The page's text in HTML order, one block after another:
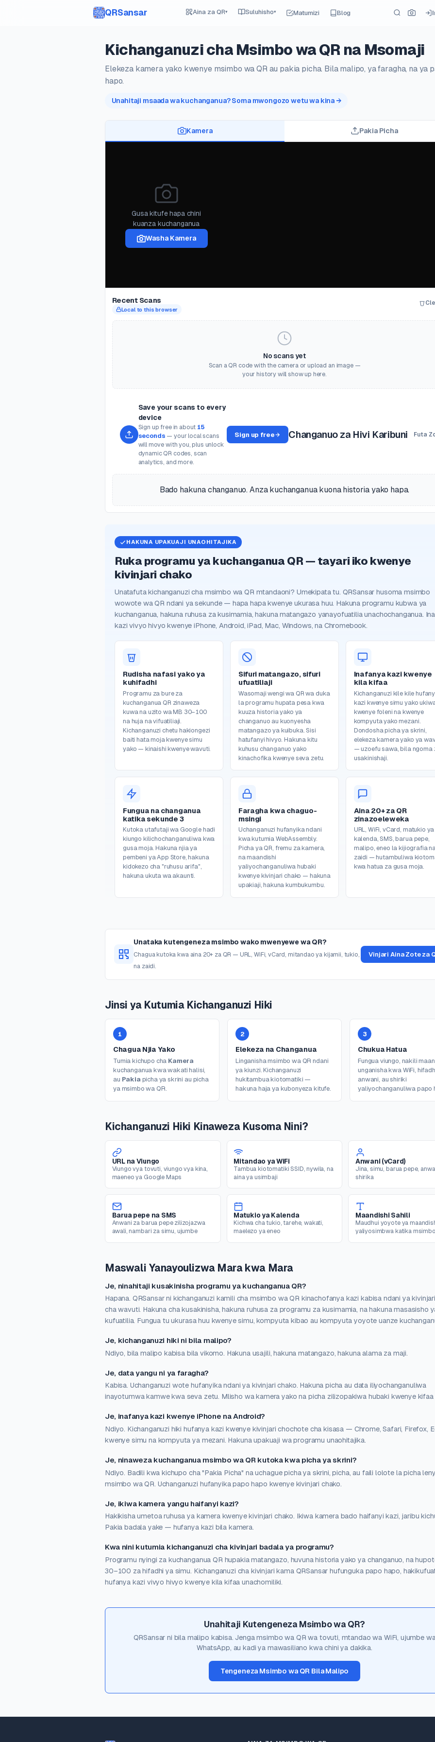
QRSansar Aina za QR▾ Suluhisho▾ Matumizi Blog
Kichanganuzi cha Msimbo wa QR na Msomaji
Elekeza kamera yako kwenye msimbo wa QR au pakia picha. Bila malipo, ya faragha, na ya
hapo.
Unahitaji msaada wa kuchanganua? Soma mwongozo wetu wa kina →
Kamera Pakia Picha
Gusa kitufe hapa chini
kuanza kuchanganua
Washa Kamera
Recent Scans
Local to this browser
No scans yet
Scan a QR code with the camera or upload an image —
your history will show up here.
Save your scans to every
device
Sign up free in about 15
seconds — your local scans
will move with you, plus unlock
dynamic QR codes, scan
analytics, and more.
Sign up free Changanuo za Hivi Karibuni Futa
Bado hakuna changanuo. Anza kuchanganua kuona historia yako hapa.
HAKUNA UPAKUAJI UNAOHITAJIKA
Ruka programu ya kuchanganua QR — tayari iko kwenye
kivinjari chako
Unatafuta kichanganuzi cha msimbo wa QR mtandaoni? Umekipata tu. QRSansar husoma msimbo
wowote wa QR ndani ya sekunde — hapa hapa kwenye ukurasa huu. Hakuna programu kubwa ya
kuchanganua, hakuna ruhusa za kusimamia, hakuna matangazo yanayofuatilia unachochanganua.
kazi vivyo hivyo kwenye iPhone, Android, iPad, Mac, Windows, na Chromebook.
Rudisha nafasi yako ya
kuhifadhi
Programu za bure za
kuchanganua QR zinaweza
kuwa na uzito wa MB 30–100
na huja na vifuatiliaji.
Kichanganuzi chetu hakiongezi
baiti hata moja kwenye simu
yako — kinaishi kwenye wavuti.
Sifuri matangazo, sifuri
ufuatiliaji
Wasomaji wengi wa QR wa duka
la programu hupata pesa kwa
kuuza historia yako ya
changanuo au kuonyesha
matangazo ya kuibuka. Sisi
hatufanyi hivyo. Hakuna kitu
kuhusu changanuo yako
kinachofika kwenye seva zetu.
Inafanya kazi kwenye
kila kifaa
Kichanganuzi kile kile
kazi kwenye simu yako
kwenye foleni na kwenye
kompyuta yako mezani.
Dondosha picha ya skrini,
elekeza kamera yako ya
— uzoefu sawa, bila ngoma
usakinishaji.
Fungua na changanua
katika sekunde 3
Kutoka utafutaji wa Google hadi
kiungo kilichochanganuliwa kwa
gusa moja. Hakuna njia ya
pembeni ya App Store, hakuna
kidokezo cha "ruhusu arifa",
hakuna ukuta wa akaunti.
Faragha kwa chaguo-
msingi
Uchanganuzi hufanyika ndani
kwa kutumia WebAssembly.
Picha ya QR, fremu za kamera,
na maandishi
yaliyochanganuliwa hubaki
kwenye kivinjari chako — hakuna
upakiaji, hakuna kumbukumbu.
Aina 20+ za QR
zinazoeleweka
URL, WiFi, vCard, matukio ya
kalenda, SMS, barua pepe,
malipo, eneo la kijiografia
zaidi — hutambuliwa
kwa hatua za gusa moja.
Unataka kutengeneza msimbo wako mwenyewe wa QR?
Chagua kutoka kwa aina 20+ za QR — URL, WiFi, vCard, mitandao ya kijamii, tukio,
na zaidi.
Vinjari Aina Zote za
Jinsi ya Kutumia Kichanganuzi Hiki
1
Chagua Njia Yako
Tumia kichupo cha Kamera
kuchanganua kwa wakati halisi,
au Pakia picha ya skrini au picha
ya msimbo wa QR.
2
Elekeza na Changanua
Linganisha msimbo wa QR ndani
ya kiunzi. Kichanganuzi
hukitambua kiotomatiki —
hakuna haja ya kubonyeza kitufe.
3
Chukua Hatua
Fungua viungo, nakili
unganisha kwa WiFi,
anwani, au shiriki
yaliyochanganuliwa papo
Kichanganuzi Hiki Kinaweza Kusoma Nini?
URL na Viungo
Viungo vya tovuti, viungo vya kina,
maeneo ya Google Maps
Mitandao ya WiFi
Tambua kiotomatiki SSID, nywila, na
aina ya usimbaji
Anwani (vCard)
Jina, simu, barua pepe,
shirika
Barua pepe na SMS
Anwani za barua pepe zilizojazwa
awali, nambari za simu, ujumbe
Matukio ya Kalenda
Kichwa cha tukio, tarehe, wakati,
maelezo ya eneo
Maandishi Sahili
Maudhui yoyote ya
yaliyosimbwa katika
Maswali Yanayoulizwa Mara kwa Mara
Je, ninahitaji kusakinisha programu ya kuchanganua QR?
Hapana. QRSansar ni kichanganuzi kamili cha msimbo wa QR kinachofanya kazi kabisa ndani ya
cha wavuti. Hakuna cha kusakinisha, hakuna ruhusa za programu za kusimamia, na hakuna masasisho
kufuatilia. Fungua tu ukurasa huu kwenye simu, kompyuta kibao au kompyuta yoyote uanze
Je, kichanganuzi hiki ni bila malipo?
Ndiyo, bila malipo kabisa bila vikomo. Hakuna usajili, hakuna matangazo, hakuna alama za maji.
Je, data yangu ni ya faragha?
Kabisa. Uchanganuzi wote hufanyika ndani ya kivinjari chako. Hakuna picha au data iliyochanganuliwa
inayotumwa kamwe kwa seva zetu. Mlisho wa kamera yako na picha zilizopakiwa hubaki kwenye kifaa
Je, inafanya kazi kwenye iPhone na Android?
Ndiyo. Kichanganuzi hiki hufanya kazi kwenye kivinjari chochote cha kisasa — Chrome, Safari, Firefox,
kwenye simu na kompyuta ya mezani. Hakuna upakuaji wa programu unaohitajika.
Je, ninaweza kuchanganua msimbo wa QR kutoka kwa picha ya skrini?
Ndiyo. Badili kwa kichupo cha "Pakia Picha" na uchague picha ya skrini, picha, au faili lolote la picha
msimbo wa QR. Uchanganuzi hufanyika papo hapo kwenye kivinjari chako.
Je, ikiwa kamera yangu haifanyi kazi?
Hakikisha umetoa ruhusa ya kamera kwenye kivinjari chako. Ikiwa kamera bado haifanyi kazi, jaribu
Pakia badala yake — hufanya kazi bila kamera.
Kwa nini kutumia kichanganuzi cha kivinjari badala ya programu?
Programu nyingi za kuchanganua QR hupakia matangazo, huvuna historia yako ya changanuo, na
30–100 za hifadhi ya simu. Kichanganuzi cha kivinjari kama QRSansar hufunguka papo hapo,
hufanya kazi vivyo hivyo kwenye kila kifaa unachomiliki.
Unahitaji Kutengeneza Msimbo wa QR?
QRSansar ni bila malipo kabisa. Jenga msimbo wa QR wa tovuti, mtandao wa WiFi, ujumbe
WhatsApp, au kadi ya mawasiliano kwa chini ya dakika.
Tengeneza Msimbo wa QR Bila Malipo